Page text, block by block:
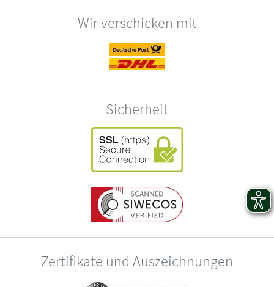
Wir verschicken mit
Sicherheit
Zertifikate und Auszeichnungen